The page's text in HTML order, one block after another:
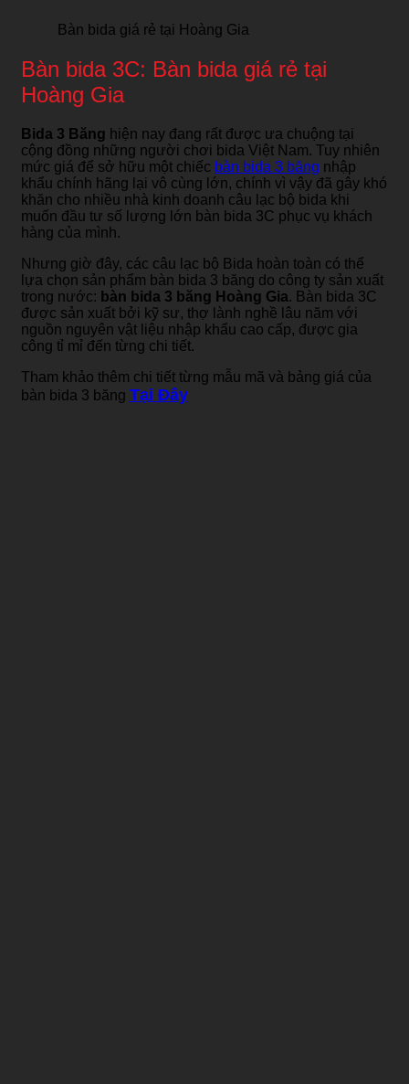
Bàn bida giá rẻ tại Hoàng Gia
Bàn bida 3C: Bàn bida giá rẻ tại
Hoàng Gia
Bida 3 Băng hiện nay đang rất được ưa chuộng tại
cộng đồng những người chơi bida Việt Nam. Tuy nhiên
mức giá để sở hữu một chiếc bàn bida 3 băng nhập
khẩu chính hãng lại vô cùng lớn, chính vì vậy đã gây khó
khăn cho nhiều nhà kinh doanh câu lạc bộ bida khi
muốn đầu tư số lượng lớn bàn bida 3C phục vụ khách
hàng của mình.
Nhưng giờ đây, các câu lạc bộ Bida hoàn toàn có thể
lựa chọn sản phẩm bàn bida 3 băng do công ty sản xuất
trong nước: bàn bida 3 băng Hoàng Gia. Bàn bida 3C
được sản xuất bởi kỹ sư, thợ lành nghề lâu năm với
nguồn nguyên vật liệu nhập khẩu cao cấp, được gia
công tỉ mỉ đến từng chi tiết.
Tham khảo thêm chi tiết từng mẫu mã và bảng giá của
bàn bida 3 băng Tại Đây